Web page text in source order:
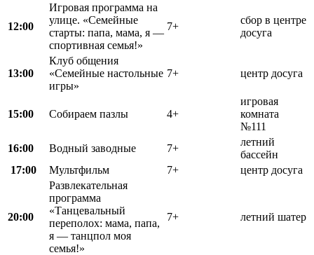
12:00
Игровая программа на
улице. «Семейные
старты: папа, мама, я —
спортивная семья!»
7+
сбор в центре
досуга
13:00
Клуб общения
«Семейные настольные
игры»
7+ центр досуга
15:00 Собираем пазлы 4+
игровая
комната
№111
16:00
Водный заводные 7+
летний
бассейн
17:00
Мультфильм 7+ центр досуга
20:00
Развлекательная
программа
«Танцевальный
переполох: мама, папа,
я — танцпол моя
семья!»
7+ летний шатер